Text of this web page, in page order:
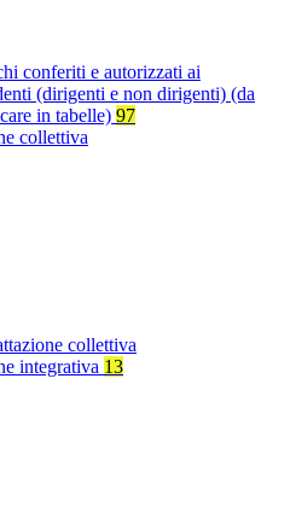
conferiti e autorizzati ai
(dirigenti e non dirigenti) (da
in tabelle) 97
collettiva
collettiva
integrativa 13